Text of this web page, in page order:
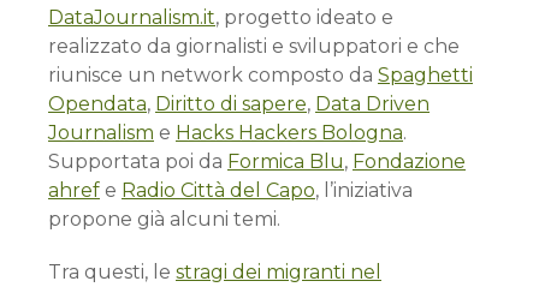
DataJournalism.it, progetto ideato e
realizzato da giornalisti e sviluppatori e che
riunisce un network composto da Spaghetti
Opendata, Diritto di sapere, Data Driven
Journalism e Hacks Hackers Bologna.
Supportata poi da Formica Blu, Fondazione
ahref e Radio Città del Capo, l’iniziativa
propone già alcuni temi.
Tra questi, le stragi dei migranti nel